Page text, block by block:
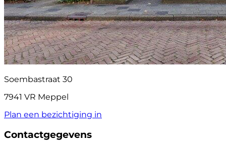
Soembastraat 30
7941 VR Meppel
Plan een bezichtiging in
Contactgegevens